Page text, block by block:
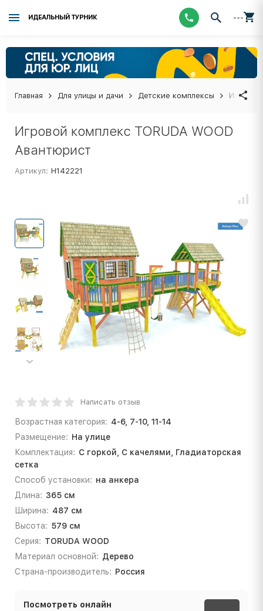
ИДЕАЛЬНЫЙ ТУРНИК ---
Главная Для улицы и дачи Детские комплексы Игровой
Игровой комплекс TORUDA WOOD
Авантюрист
Артикул: Н142221
Написать отзыв
Возрастная категория: 4-6, 7-10, 11-14
Размещение: На улице
Комплектация: С горкой, С качелями, Гладиаторская
сетка
Способ установки: на анкера
Длина: 365 см
Ширина: 487 см
Высота: 579 см
Серия: TORUDA WOOD
Материал основной: Дерево
Страна-производитель: Россия
Посмотреть онлайн